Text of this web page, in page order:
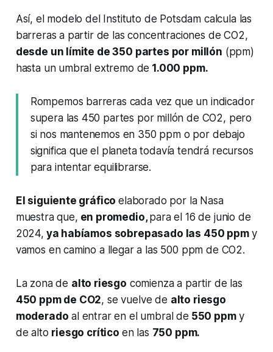
Así, el modelo del Instituto de Potsdam calcula las
barreras a partir de las concentraciones de CO2,
desde un límite de 350 partes por millón (ppm)
hasta un umbral extremo de 1.000 ppm.
Rompemos barreras cada vez que un indicador
supera las 450 partes por millón de CO2, pero
si nos mantenemos en 350 ppm o por debajo
significa que el planeta todavía tendrá recursos
para intentar equilibrarse.
El siguiente gráficoelaborado por la Nasa
muestra que, en promedio,para el 16 de junio de
2024, ya habíamos sobrepasado las 450 ppm y
vamos en camino a llegar a las 500 ppm de CO2.
La zona de alto riesgo comienza a partir de las
450 ppm de CO2, se vuelve de alto riesgo
moderado al entrar en el umbral de 550 ppmy
de alto riesgo crítico en las 750 ppm.